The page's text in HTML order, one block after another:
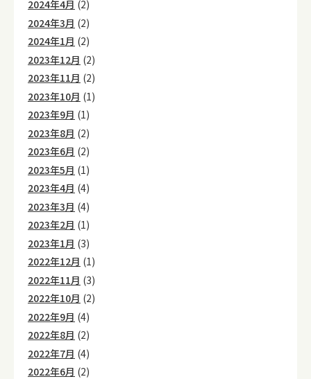
2024年4月 (2)
2024年3月 (2)
2024年1月 (2)
2023年12月 (2)
2023年11月 (2)
2023年10月 (1)
2023年9月 (1)
2023年8月 (2)
2023年6月 (2)
2023年5月 (1)
2023年4月 (4)
2023年3月 (4)
2023年2月 (1)
2023年1月 (3)
2022年12月 (1)
2022年11月 (3)
2022年10月 (2)
2022年9月 (4)
2022年8月 (2)
2022年7月 (4)
2022年6月 (2)